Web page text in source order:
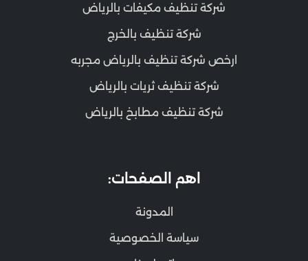
شركة تنظيف مكيفات بالرياض
شركة تنظيف بالخرج
ارخص شركة تنظيف بالرياض مجربه
شركة تنظيف ثريات بالرياض
شركة تنظيف مطابخ بالرياض
اهم الصفحات:
المدونة
سياسة الخصوصية